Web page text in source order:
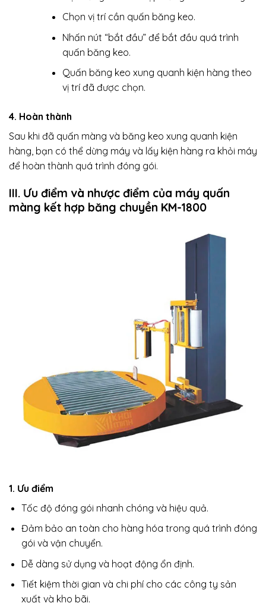
Chọn vị trí cần quấn băng keo.
Nhấn nút “bắt đầu” để bắt đầu quá trình
quấn băng keo.
Quấn băng keo xung quanh kiện hàng theo
vị trí đã được chọn.
4. Hoàn thành
Sau khi đã quấn màng và băng keo xung quanh kiện
hàng, bạn có thể dừng máy và lấy kiện hàng ra khỏi máy
để hoàn thành quá trình đóng gói.
III. Ưu điểm và nhược điểm của máy quấn
màng kết hợp băng chuyền KM-1800
1. Ưu điểm
Tốc độ đóng gói nhanh chóng và hiệu quả.
Đảm bảo an toàn cho hàng hóa trong quá trình đóng
gói và vận chuyển.
Dễ dàng sử dụng và hoạt động ổn định.
Tiết kiệm thời gian và chi phí cho các công ty sản
xuất và kho bãi.